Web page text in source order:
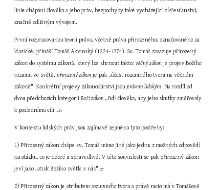
linie chápání člověka a jeho práv, bezpochyby také vycházející z křesťanství,
značně odlišným vývojem.
První rozpracovanou teorii práva, včetně práva přirozeného, označovaného za
klasické, přináší Tomáš Akvinský (1224-1274). Sv. Tomáš zasazuje přirozený
zákon do systému zákonů, který lze shrnout takto: věčný zákon je projev Božího
rozumu ve světě, přirozený zákon je pak „účast rozumného tvora na věčném
zákoně". Konkrétní projevy zákonodárství jsou právem lidským. Na rozdíl od
dvou předchozích kategorií Boží zákon „řídí člověka, aby jeho skutky směřovaly
k poslednímu cíli".26
V kontextu lidských práv jsou zajímavé zejména tyto postřehy:
1) Přirozený zákon chápe sv. Tomáš mimo jiné jako jednu z možných odpovědí
na otázku, co je dobré a spravedlivé. V této souvislosti se pak přirozený zákon
jeví jako „otisk Božího světla v nás".27
2) Přirozený zákon je atributem rozumného tvora a právě racio má v Tomášově